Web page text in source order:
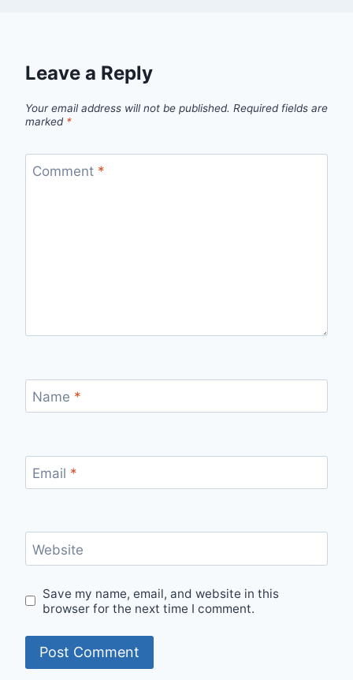
Leave a Reply
Your email address will not be published. Required fields are
marked *
Comment *
Name *
Email *
Website
Save my name, email, and website in this
browser for the next time I comment.